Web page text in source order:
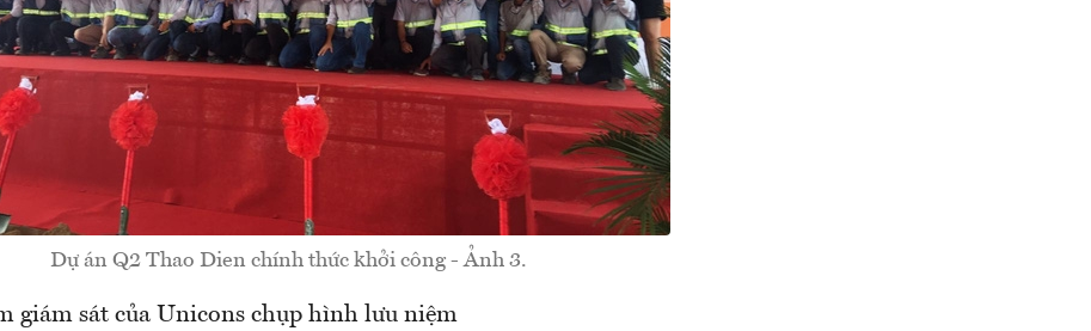
Dự án Q2 Thao Dien chính thức khởi công - Ảnh 3.
giám sát của Unicons chụp hình lưu niệm